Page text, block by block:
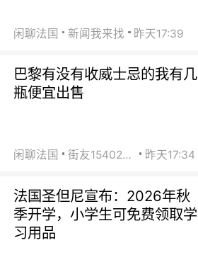
闲聊法国 新闻我来找 昨天17:39
巴黎有没有收威士忌的我有几
瓶便宜出售
闲聊法国 街友15402223 昨天17:34
法国圣但尼宣布：2026年秋
季开学，小学生可免费领取学
习用品